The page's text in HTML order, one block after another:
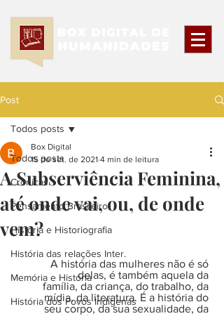
Post
Todos posts
Crônicas
Pensamento Brasileiro
História e Historiografia
História das relações Inter.
Memória e História
História dos Povos Indígenas
Todos posts
A Subserviência Feminina,
até onde vai, ou, de onde
vem?
Box Digital
15 de set. de 2021 4 min de leitura
A história das mulheres não é só
delas, é também aquela da
família, da criança, do trabalho, da
mídia, da literatura. É a história do
seu corpo, da sua sexualidade, da